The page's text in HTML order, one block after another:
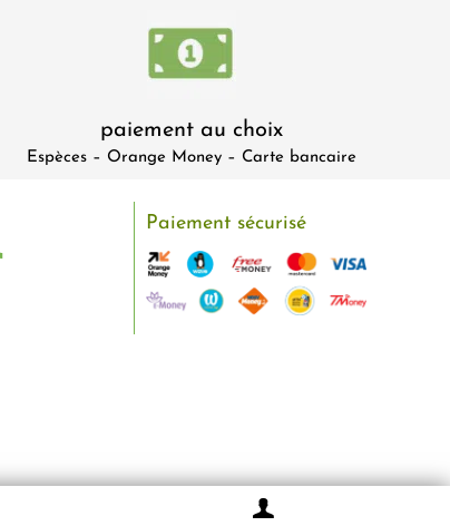
paiement au choix
Espèces – Orange Money – Carte bancaire
Paiement sécurisé